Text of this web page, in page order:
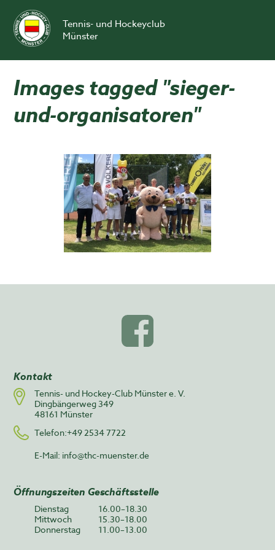
content
Tennis- und Hockeyclub
Münster
Images tagged "sieger-
und-organisatoren"
Kontakt
Tennis- und Hockey-Club Münster e. V.
Dingbängerweg 349
48161 Münster
Telefon:+49 2534 7722
E-Mail: info@thc-muenster.de
Öffnungszeiten Geschäftsstelle
Dienstag
16.00–18.30
Mittwoch
15.30–18.00
Donnerstag
11.00–13.00